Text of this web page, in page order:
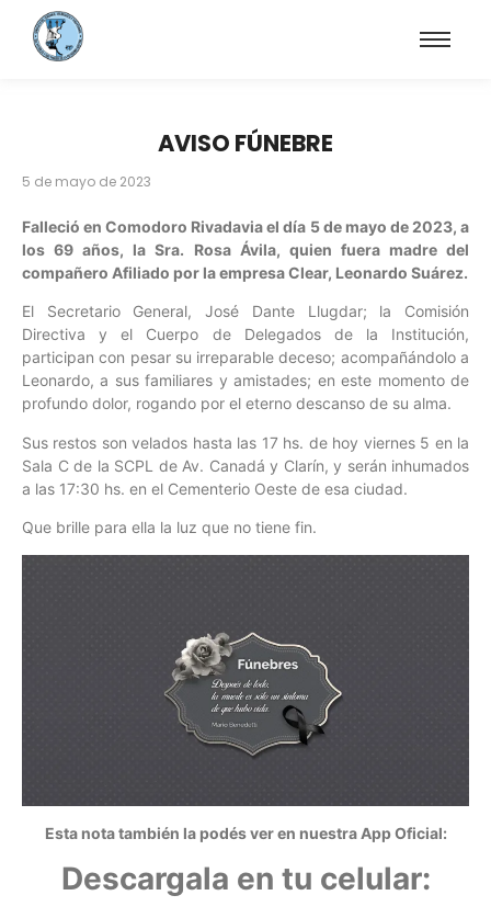
AVISO FÚNEBRE
5 de mayo de 2023
Falleció en Comodoro Rivadavia el día 5 de mayo de 2023, a
los 69 años, la Sra. Rosa Ávila, quien fuera madre del
compañero Afiliado por la empresa Clear, Leonardo Suárez.
El Secretario General, José Dante Llugdar; la Comisión
Directiva y el Cuerpo de Delegados de la Institución,
participan con pesar su irreparable deceso; acompañándolo a
Leonardo, a sus familiares y amistades; en este momento de
profundo dolor, rogando por el eterno descanso de su alma.
Sus restos son velados hasta las 17 hs. de hoy viernes 5 en la
Sala C de la SCPL de Av. Canadá y Clarín, y serán inhumados
a las 17:30 hs. en el Cementerio Oeste de esa ciudad.
Que brille para ella la luz que no tiene fin.
Esta nota también la podés ver en nuestra App Oficial:
Descargala en tu celular: